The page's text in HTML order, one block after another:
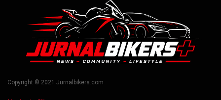
Copyright © 2021 Jurnalbikers.com